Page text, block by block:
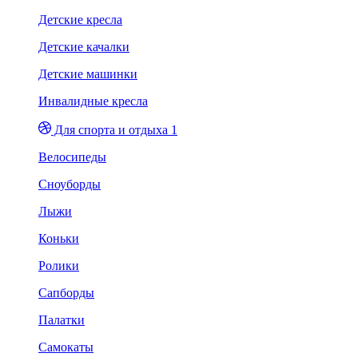
Детские кресла
Детские качалки
Детские машинки
Инвалидные кресла
Для спорта и отдыха 1
Велосипеды
Сноуборды
Лыжи
Коньки
Ролики
Сапборды
Палатки
Самокаты